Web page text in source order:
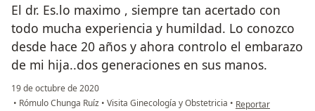
El dr. Es.lo maximo , siempre tan acertado con
todo mucha experiencia y humildad. Lo conozco
desde hace 20 años y ahora controlo el embarazo
de mi hija..dos generaciones en sus manos.
19 de octubre de 2020
• Rómulo Chunga Ruíz • Visita Ginecología y Obstetricia • en opinión del
Reportar